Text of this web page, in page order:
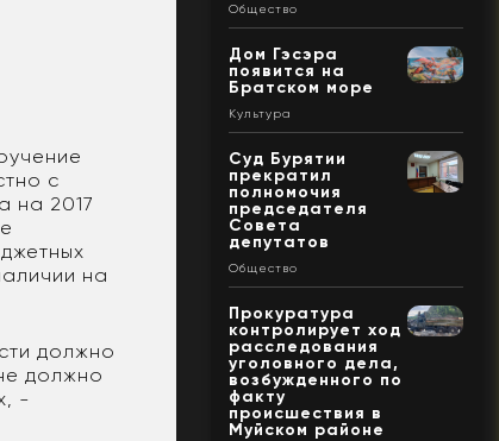
с
на 2017
на
должно
должно
-
Общество
Дом Гэсэра
появится на
Братском море
Культура
Суд Бурятии
прекратил
полномочия
председателя
Совета
депутатов
Общество
Прокуратура
контролирует ход
расследования
уголовного дела,
возбужденного по
факту
происшествия в
Муйском районе